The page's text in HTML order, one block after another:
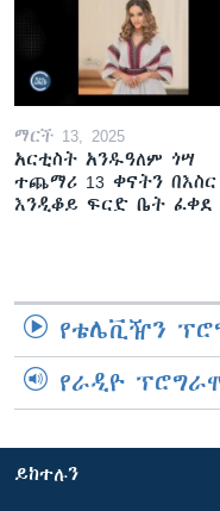
ማርች 13, 2025
አርቲስት አንዱዓለም ጎሣ
ተጨማሪ 13 ቀናትን በእስር
እንዲቆይ ፍርድ ቤት ፈቀደ
የቴሌቪዥን
የራዲዮ
ይከተሉን